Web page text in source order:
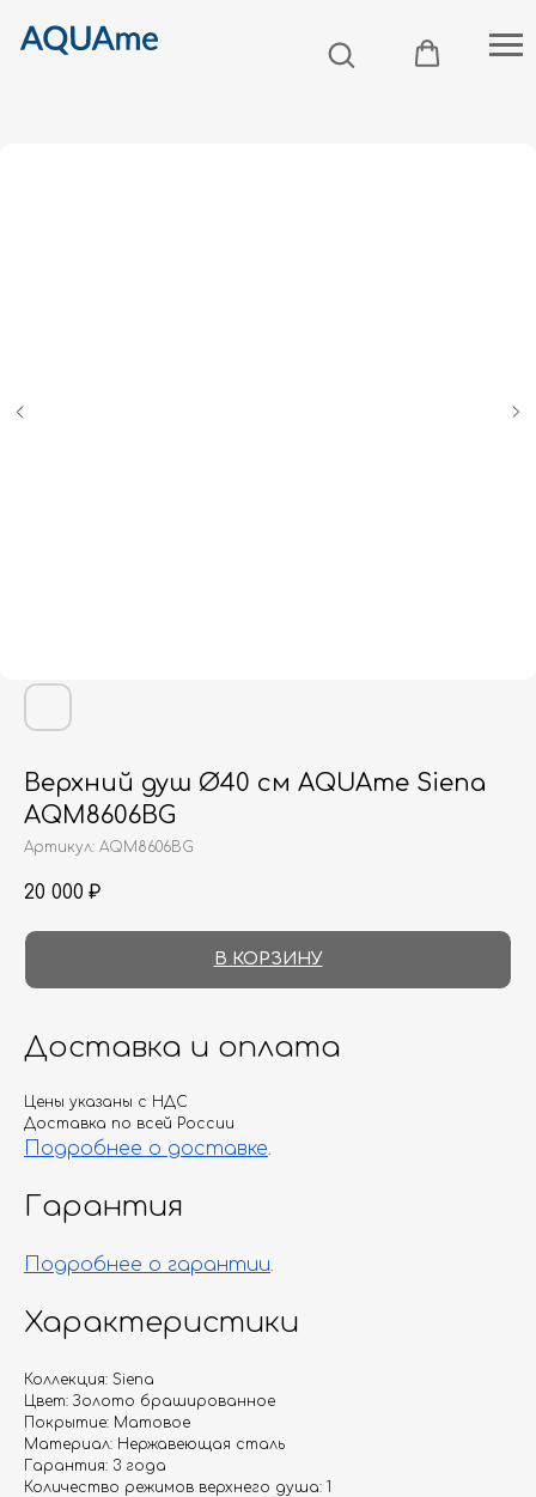
Верхний душ Ø40 см AQUAme Siena
AQM8606BG
Артикул: AQM8606BG
20 000 ₽
В КОРЗИНУ
Доставка и оплата
Цены указаны с НДС
Доставка по всей России
Подробнее о доставке.
Гарантия
Подробнее о гарантии.
Характеристики
Коллекция: Siena
Цвет: Золото брашированное
Покрытие: Матовое
Материал: Нержавеющая сталь
Гарантия: 3 года
Количество режимов верхнего душа: 1